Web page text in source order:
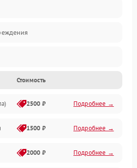
Стоимость
2500 ₽ Подробнее →
1500 ₽ Подробнее →
2000 ₽ Подробнее →